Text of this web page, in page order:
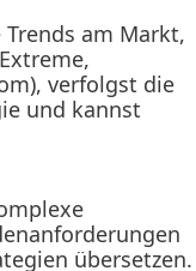
am Markt,
verfolgst die
und kannst
übersetzen.